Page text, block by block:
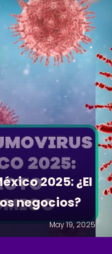
2025: ¿El
negocios?
May 19, 2025